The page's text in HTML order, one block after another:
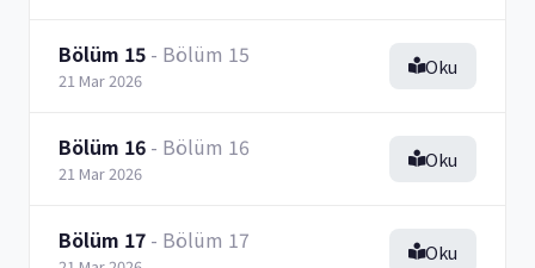
Bölüm 15 - Bölüm 15
21 Mar 2026
Oku
Bölüm 16 - Bölüm 16
21 Mar 2026
Oku
Bölüm 17 - Bölüm 17 Oku